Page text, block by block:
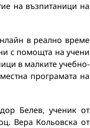
на възпитаници на
в реално време
с помощта на учени
в малките учебно-
програмата на
Белев, ученик от
Вера Кольовска от